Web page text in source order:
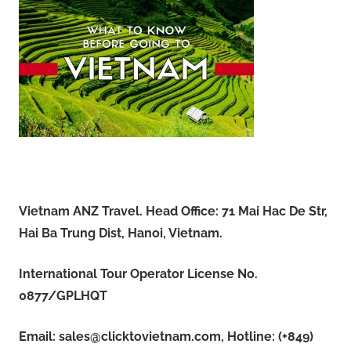
Vietnam ANZ Travel. Head Office: 71 Mai Hac De Str,
Hai Ba Trung Dist, Hanoi, Vietnam.
International Tour Operator License No.
0877/GPLHQT
Email: sales@clicktovietnam.com, Hotline: (+849)